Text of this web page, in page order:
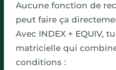
Aucune fonction de
peut faire ça
Avec INDEX + EQUIV,
matricielle qui
conditions :